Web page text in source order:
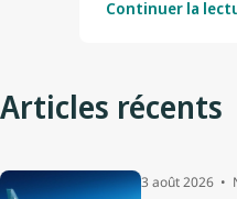
Continuer la
Articles récents
3 août 2026